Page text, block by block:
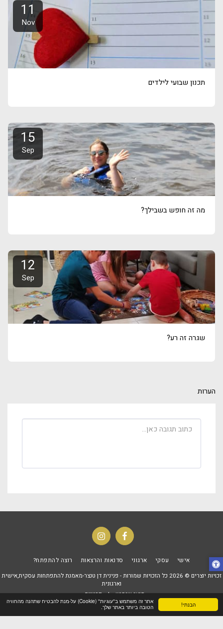
הבנתי!
אתר זה משתמש ב"עוגיות" (Cookie) על-מנת להבטיח שתהנה מהחוויה
הטובה ביותר באתר שלך.
11
Nov
תכנון שבועי לילדים
15
Sep
מה זה חופש בשבילך?
12
Sep
שגרה זה רע?
הערות
אישי עסקי ארגוני סדנאות והרצאות
רוצה להתפתח?
זכויות יוצרים © 2026 כל הזכויות שמורות -
פנינית דן טנצר-מאמנת להתפתחות עסקית,אישית
וארגונית
תנאי שימוש|פרטיות